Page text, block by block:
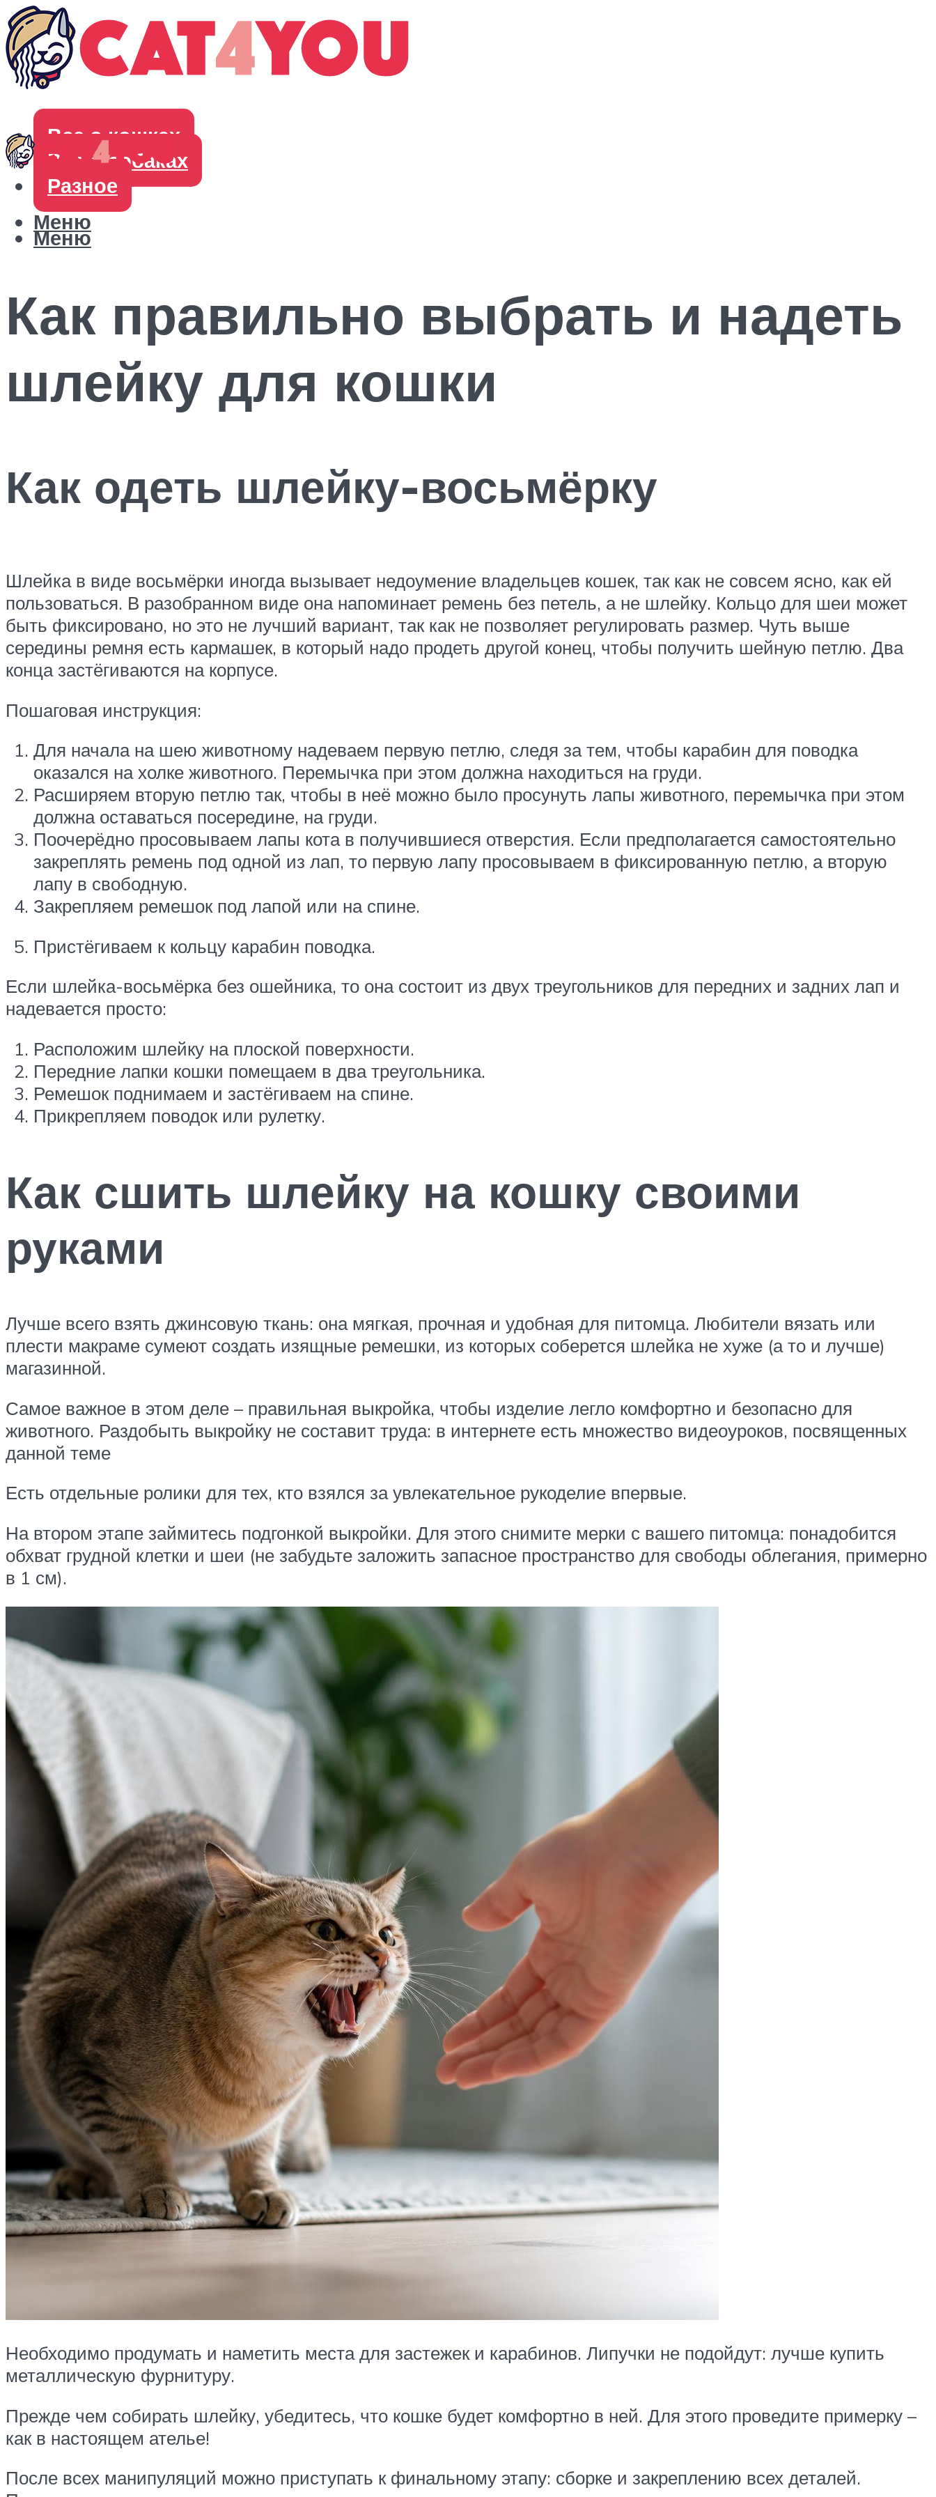
Все о кошках
Все о собаках
Разное
Меню
Меню
Как правильно выбрать и надеть
шлейку для кошки
Как одеть шлейку-восьмёрку
Шлейка в виде восьмёрки иногда вызывает недоумение владельцев кошек, так как не совсем ясно, как ей
пользоваться. В разобранном виде она напоминает ремень без петель, а не шлейку. Кольцо для шеи может
быть фиксировано, но это не лучший вариант, так как не позволяет регулировать размер. Чуть выше
середины ремня есть кармашек, в который надо продеть другой конец, чтобы получить шейную петлю. Два
конца застёгиваются на корпусе.
Пошаговая инструкция:
Для начала на шею животному надеваем первую петлю, следя за тем, чтобы карабин для поводка
оказался на холке животного. Перемычка при этом должна находиться на груди.
Расширяем вторую петлю так, чтобы в неё можно было просунуть лапы животного, перемычка при этом
должна оставаться посередине, на груди.
Поочерёдно просовываем лапы кота в получившиеся отверстия. Если предполагается самостоятельно
закреплять ремень под одной из лап, то первую лапу просовываем в фиксированную петлю, а вторую
лапу в свободную.
Закрепляем ремешок под лапой или на спине.
Пристёгиваем к кольцу карабин поводка.
Если шлейка-восьмёрка без ошейника, то она состоит из двух треугольников для передних и задних лап и
надевается просто:
Расположим шлейку на плоской поверхности.
Передние лапки кошки помещаем в два треугольника.
Ремешок поднимаем и застёгиваем на спине.
Прикрепляем поводок или рулетку.
Как сшить шлейку на кошку своими
руками
Лучше всего взять джинсовую ткань: она мягкая, прочная и удобная для питомца. Любители вязать или
плести макраме сумеют создать изящные ремешки, из которых соберется шлейка не хуже (а то и лучше)
магазинной.
Самое важное в этом деле – правильная выкройка, чтобы изделие легло комфортно и безопасно для
животного. Раздобыть выкройку не составит труда: в интернете есть множество видеоуроков, посвященных
данной теме
Есть отдельные ролики для тех, кто взялся за увлекательное рукоделие впервые.
На втором этапе займитесь подгонкой выкройки. Для этого снимите мерки с вашего питомца: понадобится
обхват грудной клетки и шеи (не забудьте заложить запасное пространство для свободы облегания, примерно
в 1 см).
Необходимо продумать и наметить места для застежек и карабинов. Липучки не подойдут: лучше купить
металлическую фурнитуру.
Прежде чем собирать шлейку, убедитесь, что кошке будет комфортно в ней. Для этого проведите примерку –
как в настоящем ателье!
После всех манипуляций можно приступать к финальному этапу: сборке и закреплению всех деталей.